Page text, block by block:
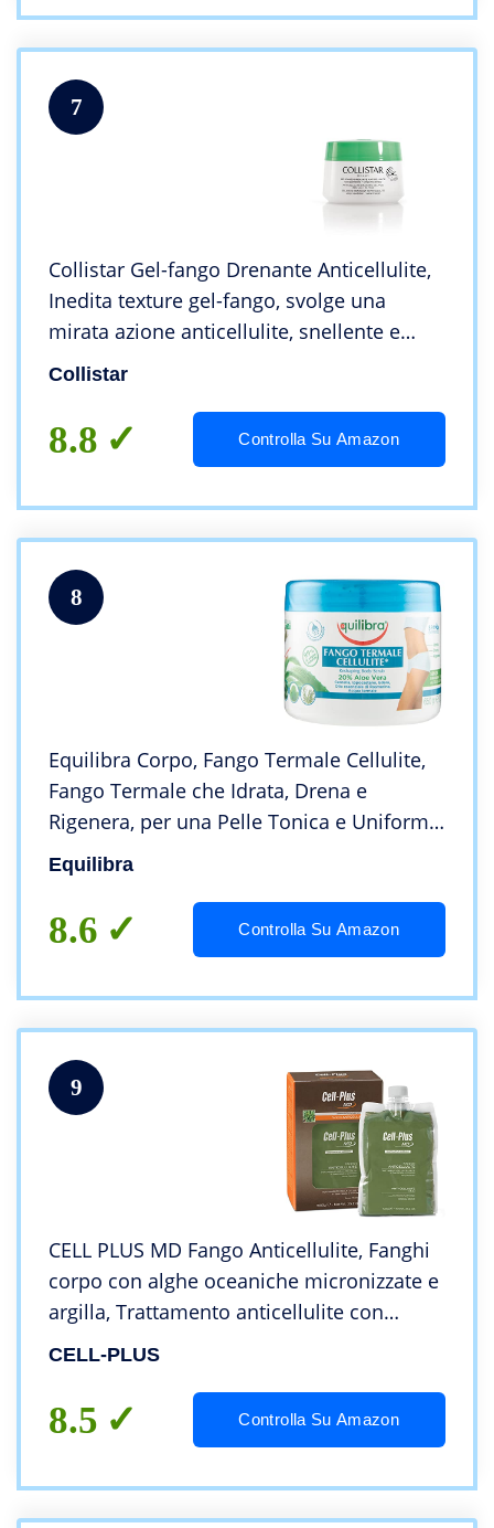
7
Collistar Gel-fango Drenante Anticellulite,
Inedita texture gel-fango, svolge una
mirata azione anticellulite, snellente e
drenante, Contiene escina e fango bianco,
Collistar
8.8 Controlla Su Amazon
8
Equilibra Corpo, Fango Termale Cellulite,
Fango Termale che Idrata, Drena e
Rigenera, per una Pelle Tonica e Uniforme,
Con Mix di Argille Grigie Rimineralizzanti e
Drenanti, 650 g
Equilibra
8.6 Controlla Su Amazon
9
CELL PLUS MD Fango Anticellulite, Fanghi
corpo con alghe oceaniche micronizzate e
argilla, Trattamento anticellulite con
texture cremosa, Dispositivo medico CE,
CELL-PLUS
8.5 Controlla Su Amazon